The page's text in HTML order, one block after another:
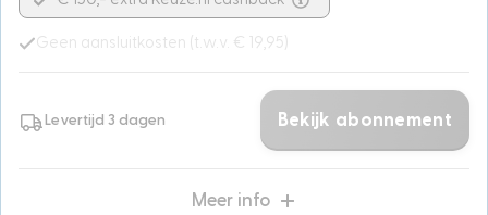
Geen aansluitkosten (t.w.v. € 19,95)
Meer info
Bekijk abonnement
Levertijd 3 dagen